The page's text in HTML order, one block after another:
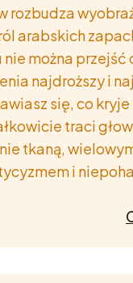
rozbudza
arabskich
można przejść
najdroższy i
się, co kryje
traci
tkaną,
i